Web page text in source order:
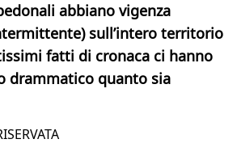
abbiano vigenza
sull’intero territorio
fatti di cronaca ci hanno
drammatico quanto sia